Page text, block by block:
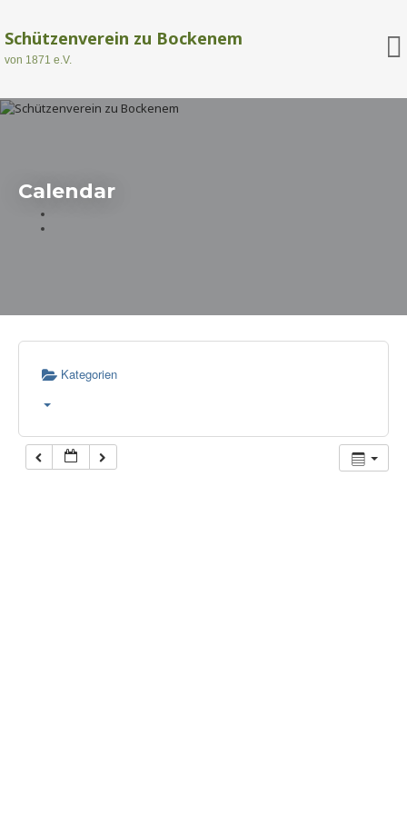
Schützenverein zu Bockenem
von 1871 e.V.
Calendar
Kategorien